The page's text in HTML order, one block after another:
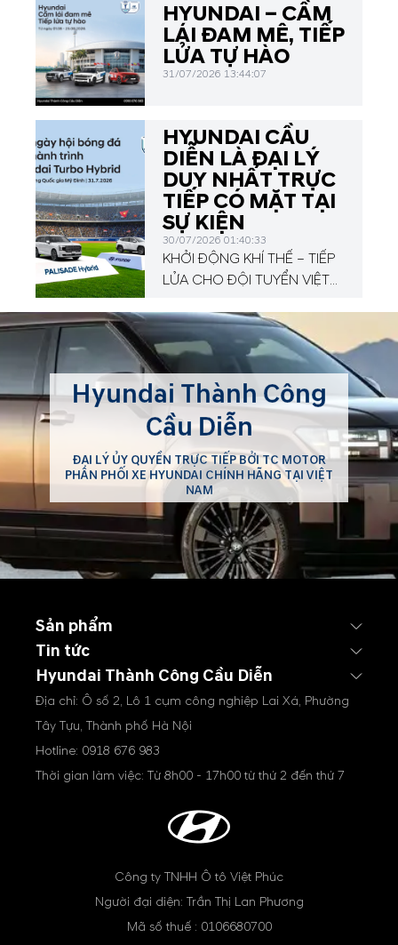
Hyundai Thành Công Cầu
Diễn mang đến chương
trình ưu đãi hấp dẫn dành
cho Quý khách hàng.
HYUNDAI – CẦM
LÁI ĐAM MÊ, TIẾP
LỬA TỰ HÀO
31/07/2026 13:44:07
HYUNDAI CẦU
DIỄN LÀ ĐẠI LÝ
DUY NHẤT TRỰC
TIẾP CÓ MẶT TẠI
SỰ KIỆN
30/07/2026 01:40:33
KHỞI ĐỘNG KHÍ THẾ – TIẾP
LỬA CHO ĐỘI TUYỂN VIỆT
2026!
Hyundai Thành Công
Cầu Diễn
ĐẠI LÝ ỦY QUYỀN TRỰC TIẾP BỞI TC MOTOR
PHÂN PHỐI XE HYUNDAI CHÍNH HÃNG TẠI VIỆT
NAM
Sản phẩm
Tin tức
Hyundai Thành Công Cầu Diễn
Địa chỉ: Ô số 2, Lô 1 cụm công nghiệp Lai Xá, Phường
Tây Tựu, Thành phố Hà Nội
Hotline: 0918 676 983
Thời gian làm việc: Từ 8h00 - 17h00 từ thứ 2 đến thứ 7
Công ty TNHH Ô tô Việt Phúc
Người đại diện: Trần Thị Lan Phương
Mã số thuế : 0106680700